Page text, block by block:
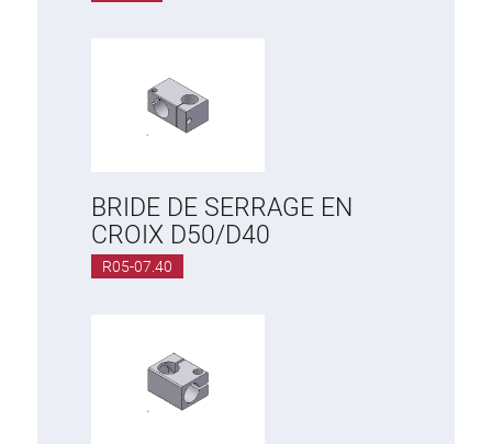
BRIDE DE SERRAGE EN
CROIX D50/D40
R05-07.40